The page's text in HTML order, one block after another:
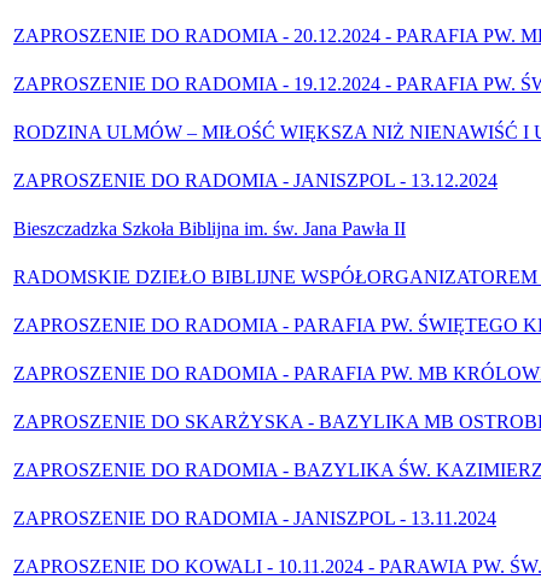
ZAPROSZENIE DO RADOMIA - 20.12.2024 - PARAFIA PW.
ZAPROSZENIE DO RADOMIA - 19.12.2024 - PARAFIA PW.
RODZINA ULMÓW – MIŁOŚĆ WIĘKSZA NIŻ NIENAWIŚĆ I
ZAPROSZENIE DO RADOMIA - JANISZPOL - 13.12.2024
Bieszczadzka Szkoła Biblijna im. św. Jana Pawła II
RADOMSKIE DZIEŁO BIBLIJNE
ZAPROSZENIE DO RADOMIA - PARAFIA PW. ŚWIĘTEGO
ZAPROSZENIE DO RADOMIA - PARAFIA PW. MB
ZAPROSZENIE DO SKARŻYSKA - BAZYLIKA MB
ZAPROSZENIE DO RADOMIA - BAZYLIKA ŚW.
ZAPROSZENIE DO RADOMIA - JANISZPOL - 13.11.2024
ZAPROSZENIE DO KOWALI - 10.11.2024 - PARAWIA PW.